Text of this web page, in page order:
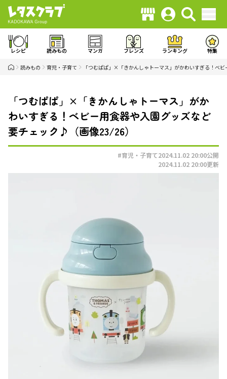
レシピ 読みもの マンガ フレンズ ランキング 特集
読みもの 育児・子育て 「つむぱぱ」×「きかんしゃトーマス」がかわいすぎる！ベ
「つむぱぱ」×「きかんしゃトーマス」がか
わいすぎる！ベビー用食器や入園グッズなど
要チェック♪（画像23/26）
#育児・子育て2024.11.02 20:00公開
2024.11.02 20:00更新